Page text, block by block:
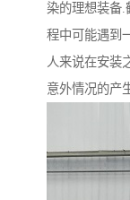
染的理想装备.
程中可能遇到
人来说在安装
意外情况的产